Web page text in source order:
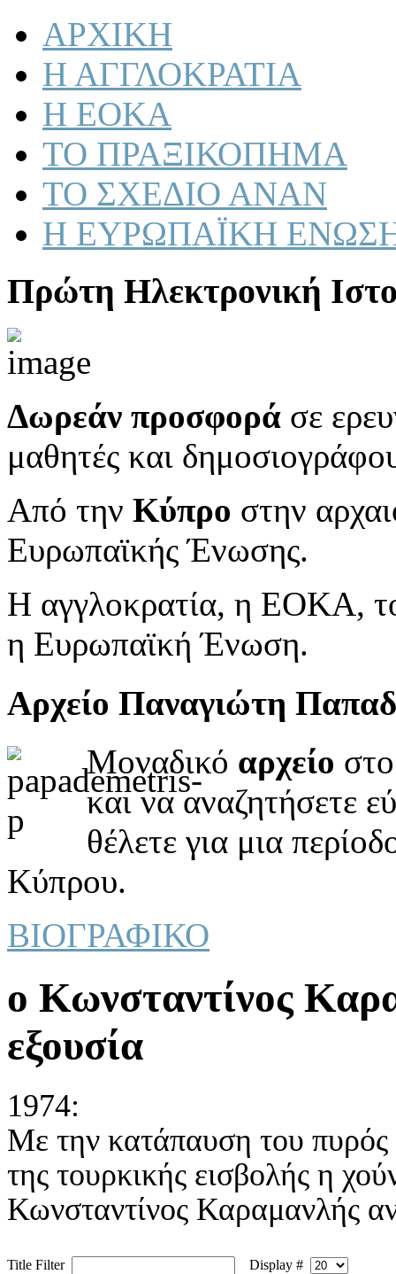
ΑΡΧΙΚΗ
Η ΑΓΓΛΟΚΡΑΤΙΑ
Η ΕΟΚΑ
ΤΟ ΠΡΑΞΙΚΟΠΗΜΑ
ΤΟ ΣΧΕΔΙΟ ΑΝΑΝ
Η ΕΥΡΩΠΑΪΚΗ
Πρώτη Ηλεκτρονική
Δωρεάν προσφορά σε
μαθητές και
Από την Κύπρο στην
Ευρωπαϊκής Ένωσης.
Η αγγλοκρατία, η ΕΟΚΑ,
η Ευρωπαϊκή Ένωση.
Αρχείο Παναγιώτη
Μοναδικό αρχείο
και να αναζητήσετε
θέλετε για μια
Κύπρου.
ΒΙΟΓΡΑΦΙΚΟ
ο Κωνσταντίνος
εξουσία
1974:
Με την κατάπαυση του
της τουρκικής εισβολής η
Κωνσταντίνος Καραμανλής
Title Filter
Display #